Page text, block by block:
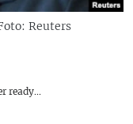
LATINA
Reuters
ready...